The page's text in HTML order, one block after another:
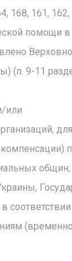
168, 161, 162,
помощи в
(п. 9-11
или
для
общин,
соответствии